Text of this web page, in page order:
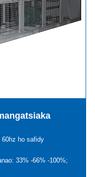
60hz ho safidy
33% -66% -100%;